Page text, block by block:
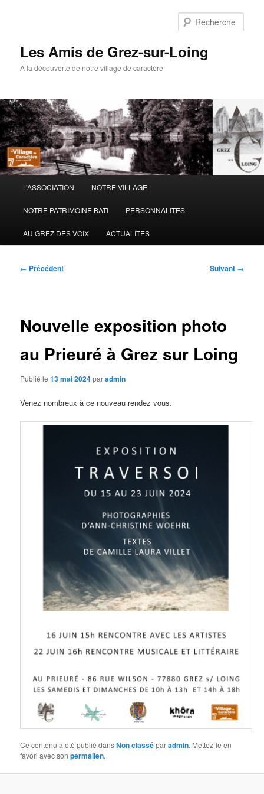
Les Amis de Grez-sur-Loing
A la découverte de notre village de caractère
principal
L’ASSOCIATION NOTRE VILLAGE
NOTRE PATRIMOINE BATI PERSONNALITES
AU GREZ DES VOIX ACTUALITES
Navigation
← Précédent Suivant →
Nouvelle exposition photo
au Prieuré à Grez sur Loing
Publié le13 mai 2024paradmin
Venez nombreux à ce nouveau rendez vous.
Ce contenu a été publié dansNon classéparadmin. Mettez-le en
favori avec sonpermalien.